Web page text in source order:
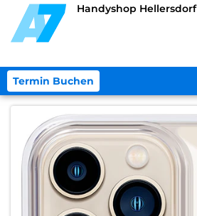
Handyshop Hellersdorf
Termin Buchen